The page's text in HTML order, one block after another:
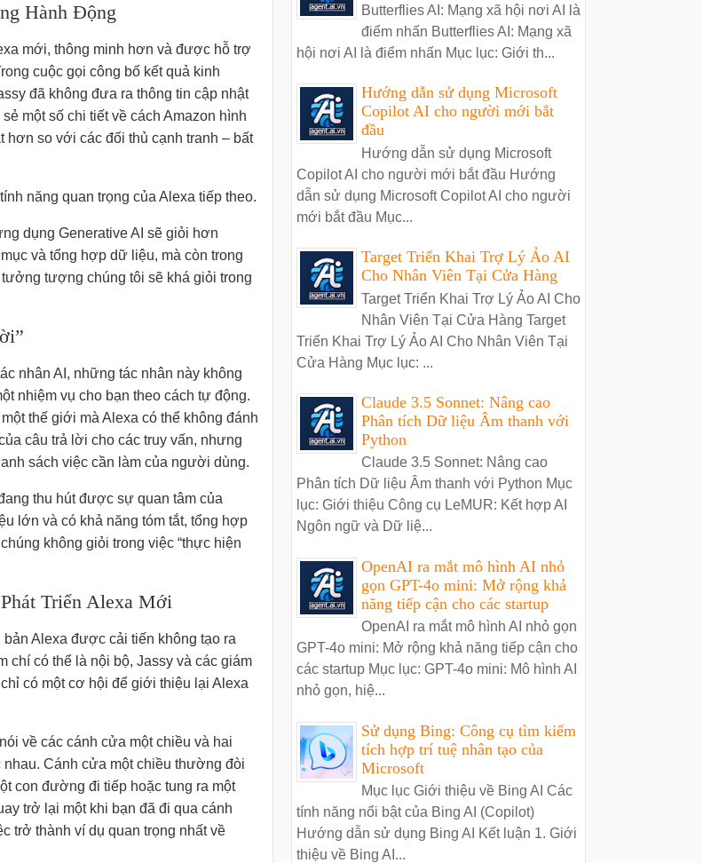
Hành Động
mới, thông minh hơn và được hỗ trợ
cuộc gọi công bố kết quả kinh
đã không đưa ra thông tin cập nhật
một số chi tiết về cách Amazon hình
so với các đối thủ cạnh tranh – bất
năng quan trọng của Alexa tiếp theo.
dụng Generative AI sẽ giỏi hơn
và tổng hợp dữ liệu, mà còn trong
tượng chúng tôi sẽ khá giỏi trong
nhân AI, những tác nhân này không
nhiệm vụ cho bạn theo cách tự động.
thế giới mà Alexa có thể không đánh
câu trả lời cho các truy vấn, nhưng
sách việc cần làm của người dùng.
thu hút được sự quan tâm của
lớn và có khả năng tóm tắt, tổng hợp
không giỏi trong việc “thực hiện
Triển Alexa Mới
Alexa được cải tiến không tạo ra
chí có thể là nội bộ, Jassy và các giám
có một cơ hội để giới thiệu lại Alexa
về các cánh cửa một chiều và hai
Cánh cửa một chiều thường đòi
con đường đi tiếp hoặc tung ra một
trở lại một khi bạn đã đi qua cánh
trở thành ví dụ quan trọng nhất về
Butterflies AI: Mạng xã hội nơi AI là
điểm nhấn Butterflies AI: Mạng xã
hội nơi AI là điểm nhấn Mục lục: Giới th...
Hướng dẫn sử dụng Microsoft
Copilot AI cho người mới bắt
đầu
Hướng dẫn sử dụng Microsoft
Copilot AI cho người mới bắt đầu Hướng
dẫn sử dụng Microsoft Copilot AI cho người
mới bắt đầu Mục...
Target Triển Khai Trợ Lý Ảo AI
Cho Nhân Viên Tại Cửa Hàng
Target Triển Khai Trợ Lý Ảo AI Cho
Nhân Viên Tại Cửa Hàng Target
Triển Khai Trợ Lý Ảo AI Cho Nhân Viên Tại
Cửa Hàng Mục lục: ...
Claude 3.5 Sonnet: Nâng cao
Phân tích Dữ liệu Âm thanh với
Python
Claude 3.5 Sonnet: Nâng cao
Phân tích Dữ liệu Âm thanh với Python Mục
lục: Giới thiệu Công cụ LeMUR: Kết hợp AI
Ngôn ngữ và Dữ liệ...
OpenAI ra mắt mô hình AI nhỏ
gọn GPT-4o mini: Mở rộng khả
năng tiếp cận cho các startup
OpenAI ra mắt mô hình AI nhỏ gọn
GPT-4o mini: Mở rộng khả năng tiếp cận cho
các startup Mục lục: GPT-4o mini: Mô hình AI
nhỏ gọn, hiệ...
Sử dụng Bing: Công cụ tìm kiếm
tích hợp trí tuệ nhân tạo của
Microsoft
Mục lục Giới thiệu về Bing AI Các
tính năng nổi bật của Bing AI (Copilot)
Hướng dẫn sử dụng Bing AI Kết luận 1. Giới
thiệu về Bing AI...